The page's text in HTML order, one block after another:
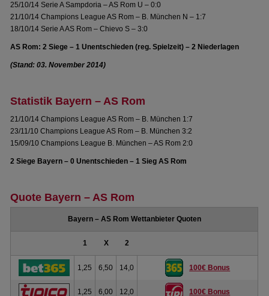
25/10/14 Serie A Sampdoria – AS Rom U – 0:0
21/10/14 Champions League AS Rom – B. München N – 1:7
18/10/14 Serie A AS Rom – Chievo S – 3:0
AS Rom: 2 Siege – 1 Unentschieden (reg. Spielzeit) – 2 Niederlagen
(Stand: 03. November 2014)
Statistik Bayern – AS Rom
21/10/14 Champions League AS Rom – B. München 1:7
23/11/10 Champions League AS Rom – B. München 3:2
15/09/10 Champions League B. München – AS Rom 2:0
2 Siege Bayern – 0 Unentschieden – 1 Sieg AS Rom
Quote Bayern – AS Rom
Bayern – AS Rom Wettanbieter Quoten
1 X 2
1,25 6,50 14,0 100€ Bonus
1,25 6,00 12,0 100€ Bonus